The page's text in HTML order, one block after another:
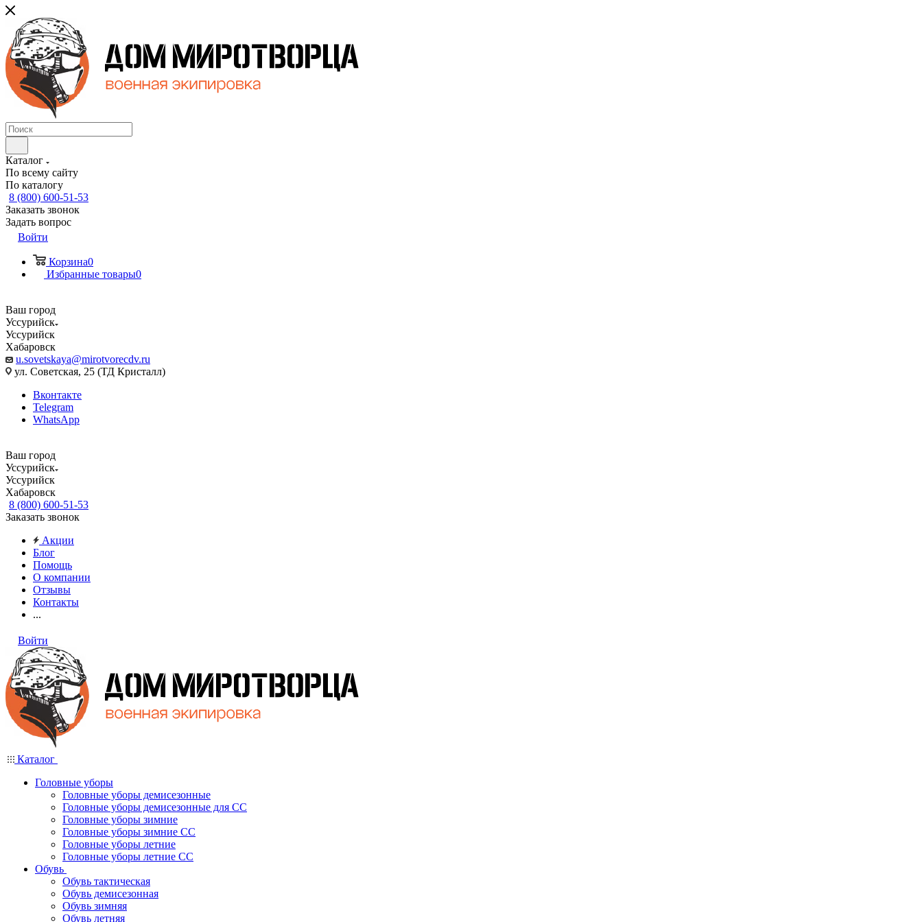
Каталог
По всему сайту
По каталогу
8 (800) 600-51-53
Заказать звонок
Задать вопрос
Войти
Корзина0
Избранные товары0
Ваш город
Уссурийск
Уссурийск
Хабаровск
u.sovetskaya@mirotvorecdv.ru
ул. Советская, 25 (ТД Кристалл)
Вконтакте
Telegram
WhatsApp
Ваш город
Уссурийск
Уссурийск
Хабаровск
8 (800) 600-51-53
Заказать звонок
Акции
Блог
Помощь
О компании
Отзывы
Контакты
...
Войти
Каталог
Головные уборы
Головные уборы демисезонные
Головные уборы демисезонные для СС
Головные уборы зимние
Головные уборы зимние СС
Головные уборы летние
Головные уборы летние СС
Обувь
Обувь тактическая
Обувь демисезонная
Обувь зимняя
Обувь летняя